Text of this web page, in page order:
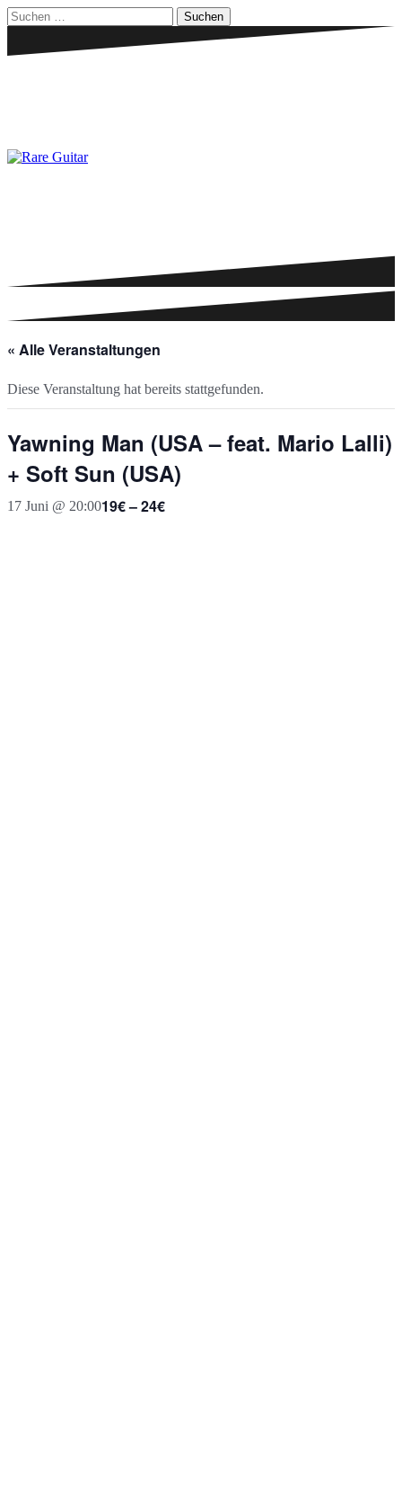
Zum
Inhalt
Suchen
nach:
« Alle Veranstaltungen
Diese Veranstaltung hat bereits stattgefunden.
Yawning Man (USA – feat. Mario Lalli)
+ Soft Sun (USA)
17 Juni @ 20:0019€ – 24€